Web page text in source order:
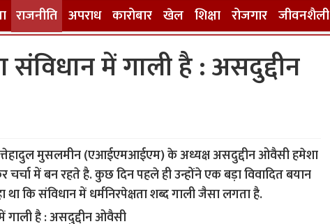
राजनीति अपराध कारोबार खेल शिक्षा रोजगार जीवनशैली
संविधान में गाली है : असदुद्दीन
मुसलमीन (एआईएमआईएम) के अध्यक्ष असदुद्दीन ओवैसी हमेशा
में बन रहते है. कुछ दिन पहले ही उन्होंने एक बड़ा विवादित बयान
था कि संविधान में धर्मनिरपेक्षता शब्द गाली जैसा लगता है.